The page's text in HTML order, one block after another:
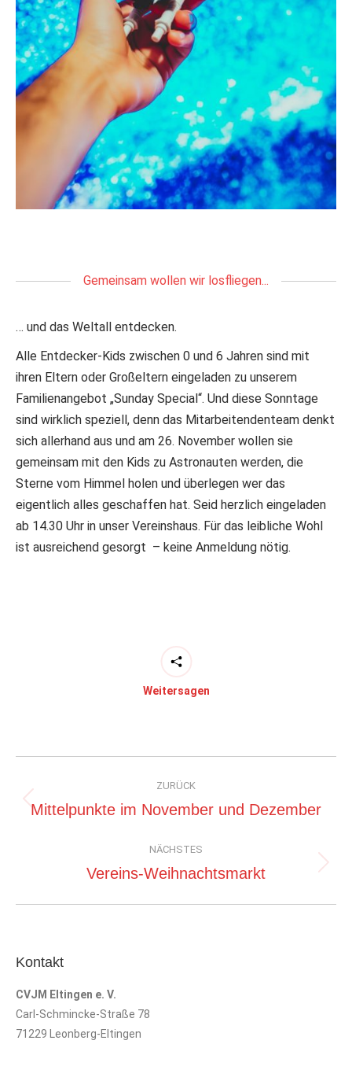
Gemeinsam wollen wir losfliegen...
… und das Weltall entdecken.
Alle Entdecker-Kids zwischen 0 und 6 Jahren sind mit
ihren Eltern oder Großeltern eingeladen zu unserem
Familienangebot „Sunday Special“. Und diese Sonntage
sind wirklich speziell, denn das Mitarbeitendenteam denkt
sich allerhand aus und am 26. November wollen sie
gemeinsam mit den Kids zu Astronauten werden, die
Sterne vom Himmel holen und überlegen wer das
eigentlich alles geschaffen hat. Seid herzlich eingeladen
ab 14.30 Uhr in unser Vereinshaus. Für das leibliche Wohl
ist ausreichend gesorgt – keine Anmeldung nötig.
Weitersagen
Kommentarnavigation
ZURÜCK
Vorheriger
Mittelpunkte im November und Dezember
NÄCHSTES
Nächster
Vereins-Weihnachtsmarkt
Kontakt
CVJM Eltingen e. V.
Carl-Schmincke-Straße 78
71229 Leonberg-Eltingen